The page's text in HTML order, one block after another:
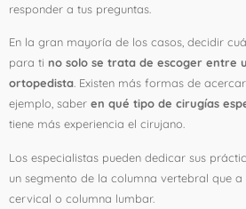
responder a tus preguntas.
En la gran mayoría de los casos, decidir
para ti no solo se trata de escoger entre
ortopedista . Existen más formas de
ejemplo, saber en qué tipo de cirugías
tiene más experiencia el cirujano.
Los especialistas pueden dedicar sus
un segmento de la columna vertebral que
cervical o columna lumbar.